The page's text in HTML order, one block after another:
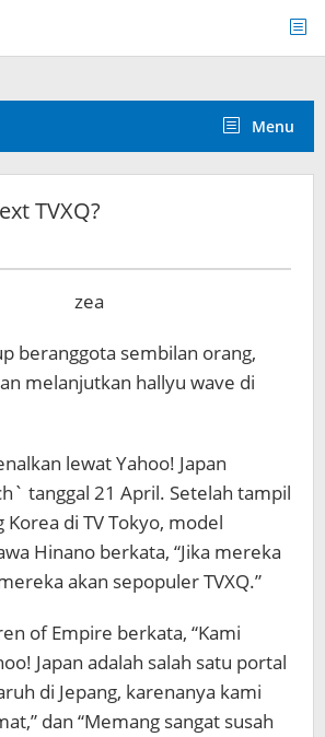
Menu
TVXQ?
beranggota sembilan orang,
melanjutkan hallyu wave di
lewat Yahoo! Japan
tanggal 21 April. Setelah tampil
Korea di TV Tokyo, model
Hinano berkata, “Jika mereka
akan sepopuler TVXQ.”
of Empire berkata, “Kami
Japan adalah salah satu portal
di Jepang, karenanya kami
dan “Memang sangat susah